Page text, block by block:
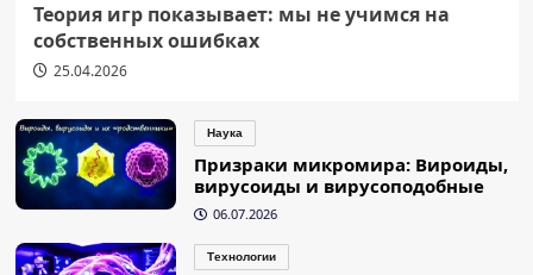
Теория игр показывает: мы не учимся на
собственных ошибках
25.04.2026
Наука
Призраки микромира: Вироиды,
вирусоиды и вирусоподобные
06.07.2026
Технологии